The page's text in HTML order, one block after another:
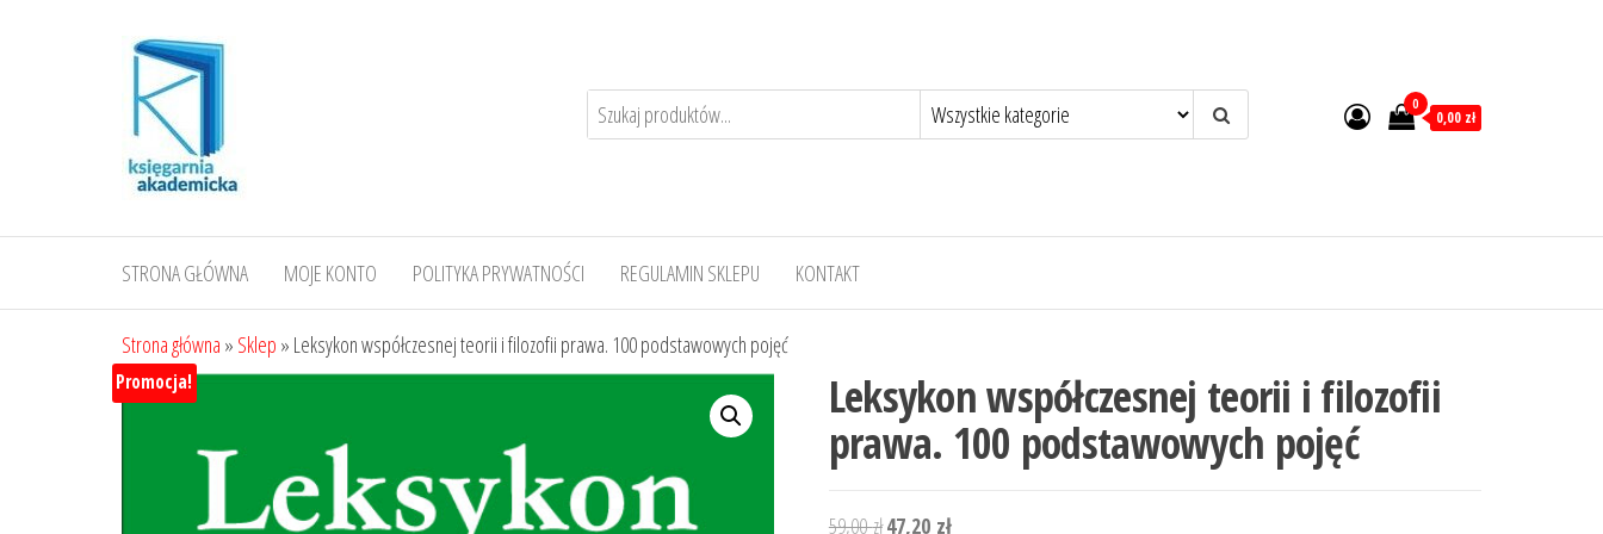
0
0,00 zł
STRONA GŁÓWNA MOJE KONTO POLITYKA PRYWATNOŚCI REGULAMIN SKLEPU KONTAKT
Strona główna » Sklep » Leksykon współczesnej teorii i filozofii prawa. 100 podstawowych pojęć
Promocja! Leksykon współczesnej teorii i filozofii
prawa. 100 podstawowych pojęć
59,00złPierwotna
47,20 złAktualna